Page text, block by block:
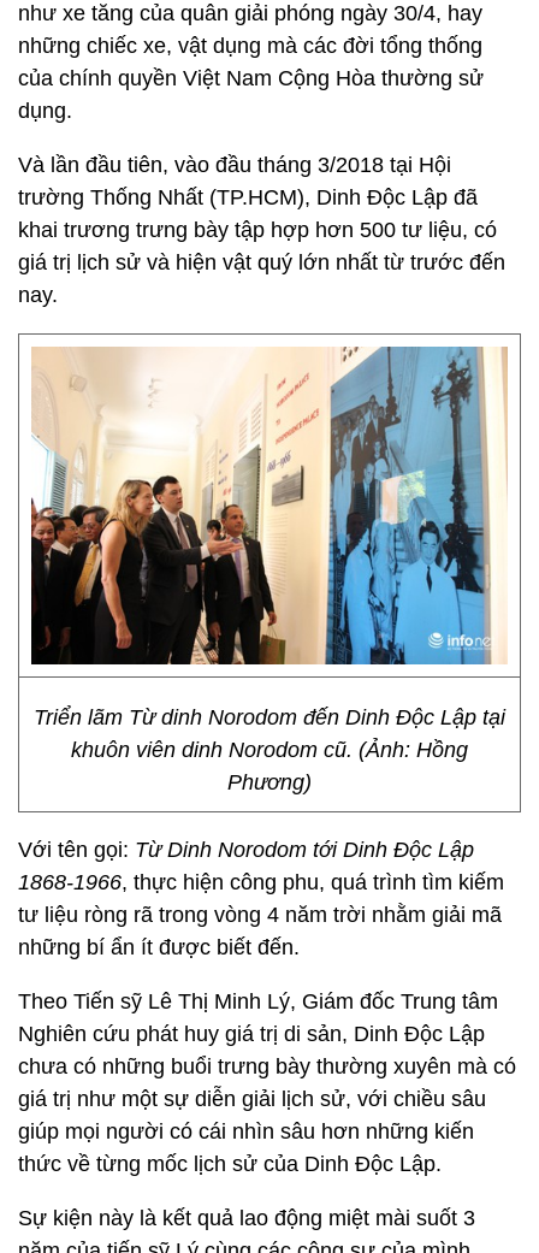
như xe tăng của quân giải phóng ngày 30/4, hay
những chiếc xe, vật dụng mà các đời tổng thống
của chính quyền Việt Nam Cộng Hòa thường sử
dụng.
Và lần đầu tiên, vào đầu tháng 3/2018 tại Hội
trường Thống Nhất (TP.HCM), Dinh Độc Lập đã
khai trương trưng bày tập hợp hơn 500 tư liệu, có
giá trị lịch sử và hiện vật quý lớn nhất từ trước đến
nay.
Triển lãm Từ dinh Norodom đến Dinh Độc Lập tại
khuôn viên dinh Norodom cũ. (Ảnh: Hồng
Phương)
Với tên gọi: Từ Dinh Norodom tới Dinh Độc Lập
1868-1966, thực hiện công phu, quá trình tìm kiếm
tư liệu ròng rã trong vòng 4 năm trời nhằm giải mã
những bí ẩn ít được biết đến.
Theo Tiến sỹ Lê Thị Minh Lý, Giám đốc Trung tâm
Nghiên cứu phát huy giá trị di sản, Dinh Độc Lập
chưa có những buổi trưng bày thường xuyên mà có
giá trị như một sự diễn giải lịch sử, với chiều sâu
giúp mọi người có cái nhìn sâu hơn những kiến
thức về từng mốc lịch sử của Dinh Độc Lập.
Sự kiện này là kết quả lao động miệt mài suốt 3